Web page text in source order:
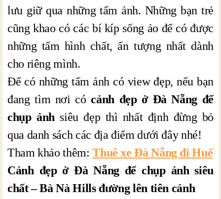
lưu giữ qua những tấm ảnh. Những bạn trẻ
cũng khao có các bí kíp sống ảo để có được
những tấm hình chất, ấn tượng nhất dành
cho riêng mình.
Để có những tấm ảnh có view đẹp, nếu bạn
đang tìm nơi cócảnh đẹp ở Đà Nẵng để
chụp ảnh siêu đẹp thì nhất định đừng bỏ
qua danh sách các địa điểm dưới đây nhé!
Tham khảo thêm:Thuê xe Đà Nẵng đi Huế
Cảnh đẹp ở Đà Nẵng để chụp ảnh siêu
chất – Bà Nà Hills đường lên tiên cảnh